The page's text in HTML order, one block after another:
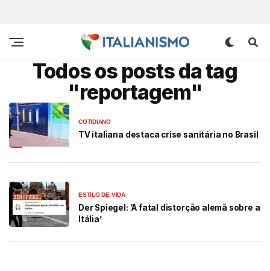
Todos os posts da tag
"reportagem"
COTIDIANO
TV italiana destaca crise sanitária no Brasil
ESTILO DE VIDA
Der Spiegel: ‘A fatal distorção alemã sobre a
Itália’